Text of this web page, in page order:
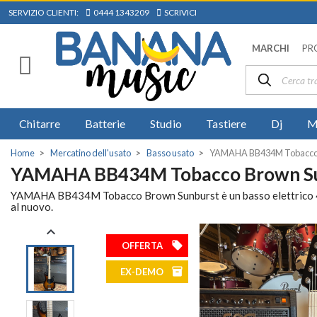
SERVIZIO CLIENTI: 0444 1343209 SCRIVICI
MARCHI
Chitarre Batterie Studio Tastiere Dj
Home Mercatino dell'usato Basso usato YAMAHA BB434M
YAMAHA BB434M Tobacco Brown
YAMAHA BB434M Tobacco Brown Sunburst è un basso
al nuovo.
OFFERTA local_offer
EX-DEMO inventory
